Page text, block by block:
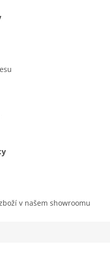
v našem showroomu